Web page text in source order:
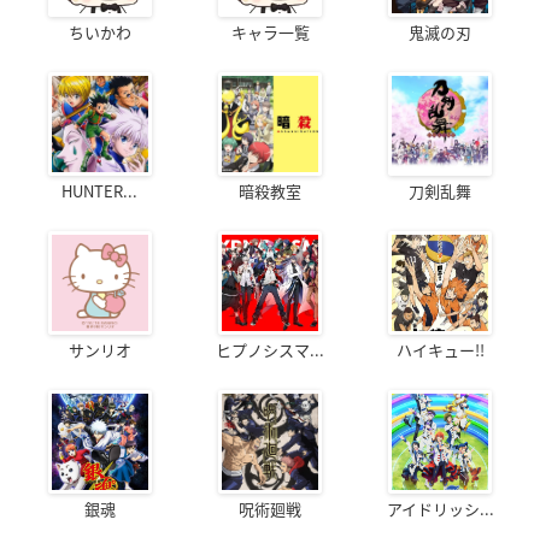
製作：Project VP
【キャスト】
結希アンジュ：千葉翔也
ギルティア・ブリオン：
古川慎
イヴ・ルイーズ：
七海ひろき
ロビン・ラフィット：
堀江瞬
ミスト・フレーヴ：島﨑信長
ヴーヴ・エリザベス：永塚拓馬
ジャック・ムートン：矢野奨吾
ディミトリ・ロマネ：増田俊樹
ハイド・ジャイエ：蒼井翔太
※敬称略
ちいかわ キャラ一覧 鬼滅の刃
HUNTER... 暗殺教室 刀剣乱舞
サンリオ ヒプノシスマ... ハイキュー!!
銀魂 呪術廻戦 アイドリッシ...